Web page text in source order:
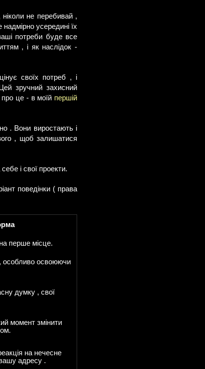
не перебивай ,
усередині їх
потреби буде все
, і як наслідок -
своїх потреб , і
зручний захисний
це - в моїй першій
. Вони виростають і
, щоб залишатися
і свої проекти.
поведінки ( права
перше місце.
особливо освоюючи
думку , свої
момент змінити
на нечесне
адресу .